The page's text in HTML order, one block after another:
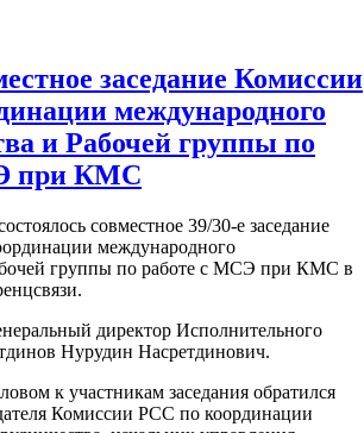
заседание Комиссии
международного
и Рабочей группы по
при КМС
совместное 39/30-е заседание
международного
группы по работе с МСЭ при КМС в
директор Исполнительного
Нурудин Насретдинович.
к участникам заседания обратился
Комиссии РСС по координации